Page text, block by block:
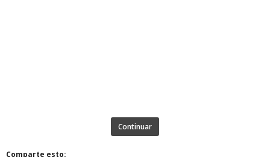
Continuar
Comparte esto: